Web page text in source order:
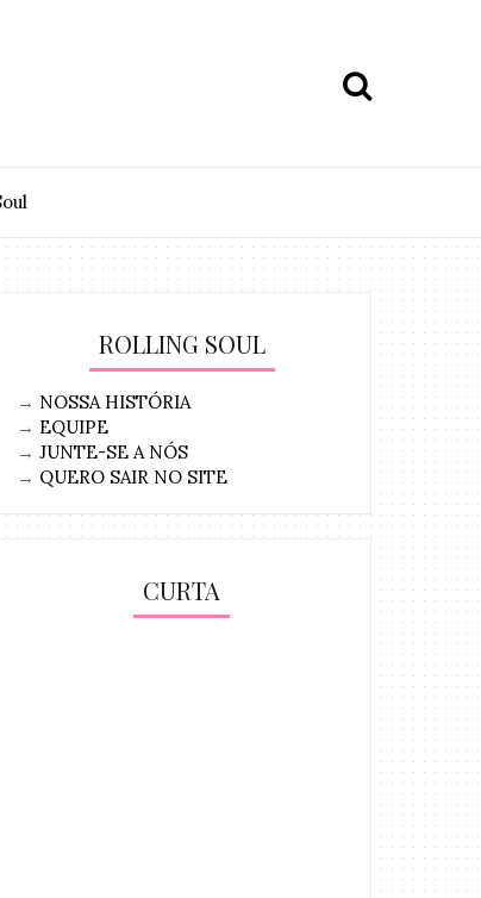
ROLLING SOUL
→ NOSSA HISTÓRIA
→ EQUIPE
→ JUNTE-SE A NÓS
→ QUERO SAIR NO SITE
CURTA